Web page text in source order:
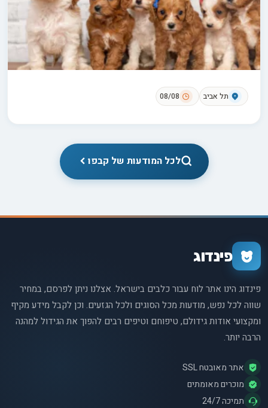
תל אביב 08/08
לכל המודעות של קבפו
פינדוג
פינדוג הינו אתר לוח עבור כלבים בישראל. אצלנו ניתן לפרסם, במחיר
שווה לכל נפש, מודעות מכל הסוגים ולכל הגזעים. וכן לקבל מידע מקיף
ומקצועי אודות גידולם, טיפוחם וטיפים רבים להפוך את הגידול למהנה
הרבה יותר.
אתר מאובטח SSL
מוכרים מאומתים
תמיכה 24/7